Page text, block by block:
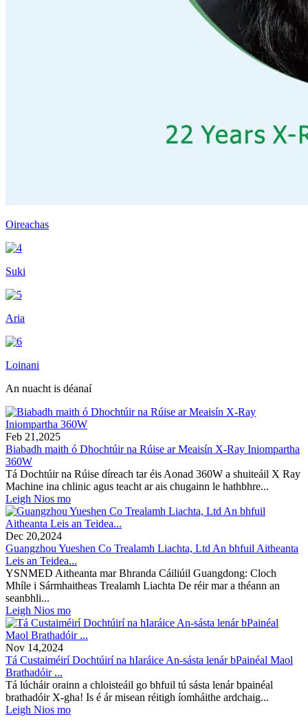
Oireachas
Suki
Aria
Loinani
An nuacht is déanaí
Feb 21,2025
Biabadh maith ó Dhochtúir na Rúise ar Meaisín X-Ray Iniompartha
360W
Tá Dochtúir na Rúise díreach tar éis Aonad 360W a shuiteáil X Ray
Machine ina chlinic agus teacht ar ais chugainn le hathbhre...
Leigh Nios mo
Dec 20,2024
Guangzhou Yueshen Co Trealamh Liachta, Ltd An bhfuil Aitheanta
Leis an Teidea...
YSNMED Aitheanta mar Bhranda Cáiliúil Guangdong: Cloch
Mhíle i Sármhaitheas Trealamh Liachta De réir mar a théann an
seanbhli...
Leigh Nios mo
Nov 14,2024
Tá Custaiméirí Dochtúirí na hIaráice An-sásta lenár bPainéal Maol
Brathadóir ...
Tá lúcháir orainn a chloisteáil go bhfuil tú sásta lenár bpainéal
brathadóir X-gha! Is é ár misean réitigh íomháithe ardchaig...
Leigh Nios mo